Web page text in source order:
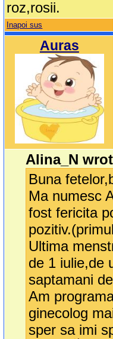
roz,rosii.
Inapoi sus
Auras
Alina_N
Buna
Ma numesc
fost fericita
Ultima
de 1 iulie,de
saptamani
Am
ginecolog
sper sa imi